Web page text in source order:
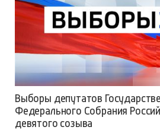
Выборы депутатов
Федерального Собрания
девятого созыва